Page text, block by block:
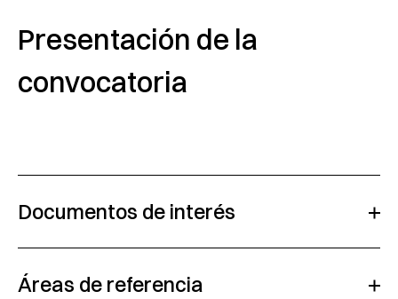
Presentación de la
convocatoria
Documentos de interés
Áreas de referencia